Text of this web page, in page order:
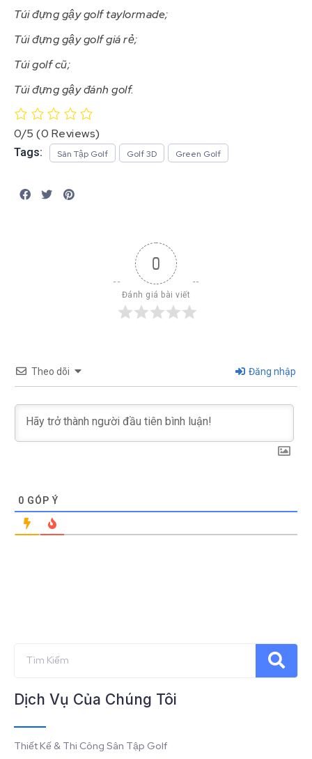
Túi đựng gậy golf taylormade;
Túi đựng gậy golf giá rẻ;
Túi golf cũ;
Túi đựng gậy đánh golf.
0/5 (0 Reviews)
Tags: Sân Tập Golf Golf 3D Green Golf
0
Đánh giá bài viết
Theo dõi Đăng nhập
0 GÓP Ý
Dịch Vụ Của Chúng Tôi
Thiết Kế & Thi Công Sân Tập Golf